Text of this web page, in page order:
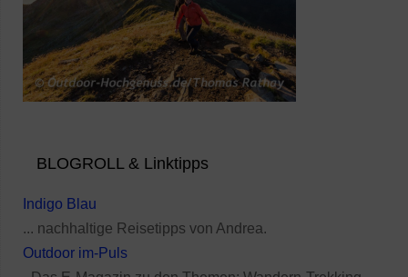
BLOGROLL & Linktipps
Indigo Blau
... nachhaltige Reisetipps von Andrea.
Outdoor im-Puls